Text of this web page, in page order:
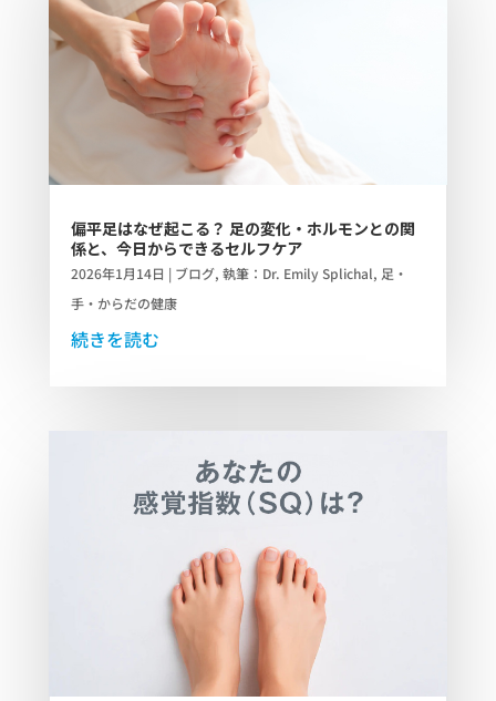
偏平足はなぜ起こる？ 足の変化・ホルモンとの関
係と、今日からできるセルフケア
2026年1月14日 | ブログ, 執筆：Dr. Emily Splichal, 足・
手・からだの健康
続きを読む